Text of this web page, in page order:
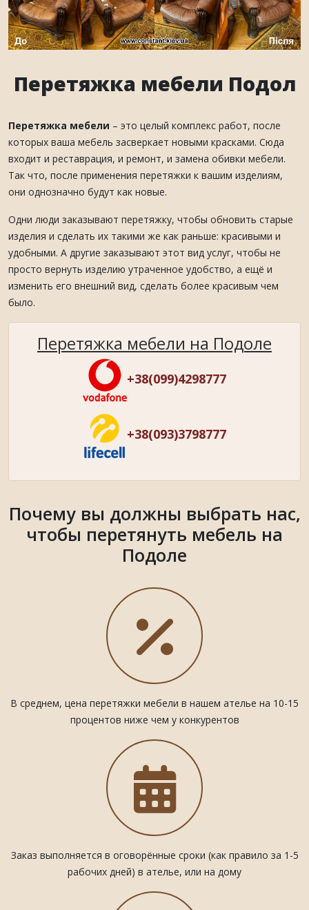
Перетяжка мебели Подол
Перетяжка мебели – это целый комплекс работ, после
которых ваша мебель засверкает новыми красками. Сюда
входит и реставрация, и ремонт, и замена обивки мебели.
Так что, после применения перетяжки к вашим изделиям,
они однозначно будут как новые.
Одни люди заказывают перетяжку, чтобы обновить старые
изделия и сделать их такими же как раньше: красивыми и
удобными. А другие заказывают этот вид услуг, чтобы не
просто вернуть изделию утраченное удобство, а ещё и
изменить его внешний вид, сделать более красивым чем
было.
Перетяжка мебели на Подоле
+38(099)4298777
+38(093)3798777
Почему вы должны выбрать нас,
чтобы перетянуть мебель на
Подоле
В среднем, цена перетяжки мебели в нашем ателье на 10-15
процентов ниже чем у конкурентов
Заказ выполняется в оговорённые сроки (как правило за 1-5
рабочих дней) в ателье, или на дому